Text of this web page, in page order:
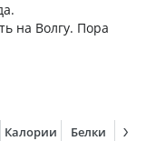
на Волгу. Пора
Калории Белки